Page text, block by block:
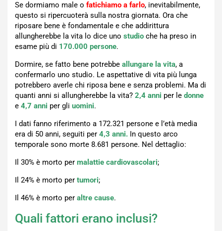
Se dormiamo male o fatichiamo a farlo, inevitabilmente,
questo si ripercuoterà sulla nostra giornata. Ora che
riposare bene è fondamentale e che addirittura
allungherebbe la vita lo dice uno studio che ha preso in
esame più di 170.000 persone.
Dormire, se fatto bene potrebbe allungare la vita, a
confermarlo uno studio. Le aspettative di vita più lunga
potrebbero averle chi riposa bene e senza problemi. Ma di
quanti anni si allungherebbe la vita? 2,4 anni per le donne
e 4,7 anni per gli uomini.
I dati fanno riferimento a 172.321 persone e l’età media
era di 50 anni, seguiti per 4,3 anni. In questo arco
temporale sono morte 8.681 persone. Nel dettaglio:
Il 30% è morto per malattie cardiovascolari;
Il 24% è morto per tumori;
Il 46% è morto per altre cause.
Quali fattori erano inclusi?